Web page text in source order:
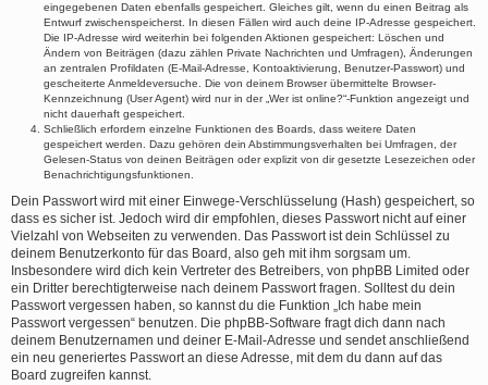
eingegebenen Daten ebenfalls gespeichert. Gleiches gilt, wenn du einen Beitrag als
Entwurf zwischenspeicherst. In diesen Fällen wird auch deine IP-Adresse gespeichert.
Die IP-Adresse wird weiterhin bei folgenden Aktionen gespeichert: Löschen und
Ändern von Beiträgen (dazu zählen Private Nachrichten und Umfragen), Änderungen
an zentralen Profildaten (E-Mail-Adresse, Kontoaktivierung, Benutzer-Passwort) und
gescheiterte Anmeldeversuche. Die von deinem Browser übermittelte Browser-
Kennzeichnung (User Agent) wird nur in der „Wer ist online?“-Funktion angezeigt und
nicht dauerhaft gespeichert.
Schließlich erfordern einzelne Funktionen des Boards, dass weitere Daten
gespeichert werden. Dazu gehören dein Abstimmungsverhalten bei Umfragen, der
Gelesen-Status von deinen Beiträgen oder explizit von dir gesetzte Lesezeichen oder
Benachrichtigungsfunktionen.
Dein Passwort wird mit einer Einwege-Verschlüsselung (Hash) gespeichert, so
dass es sicher ist. Jedoch wird dir empfohlen, dieses Passwort nicht auf einer
Vielzahl von Webseiten zu verwenden. Das Passwort ist dein Schlüssel zu
deinem Benutzerkonto für das Board, also geh mit ihm sorgsam um.
Insbesondere wird dich kein Vertreter des Betreibers, von phpBB Limited oder
ein Dritter berechtigterweise nach deinem Passwort fragen. Solltest du dein
Passwort vergessen haben, so kannst du die Funktion „Ich habe mein
Passwort vergessen“ benutzen. Die phpBB-Software fragt dich dann nach
deinem Benutzernamen und deiner E-Mail-Adresse und sendet anschließend
ein neu generiertes Passwort an diese Adresse, mit dem du dann auf das
Board zugreifen kannst.